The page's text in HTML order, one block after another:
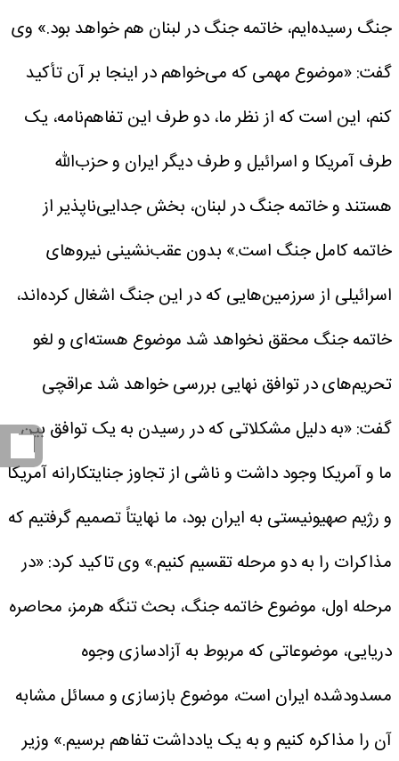
جنگ رسیده‌ایم، خاتمه جنگ در لبنان هم خواهد بود.» وی
گفت: «موضوع مهمی که می‌خواهم در اینجا بر آن تأکید
کنم، این است که از نظر ما، دو طرف این تفاهم‌نامه، یک
طرف آمریکا و اسرائیل و طرف دیگر ایران و حزب‌الله
هستند و خاتمه جنگ در لبنان، بخش جدایی‌ناپذیر از
خاتمه کامل جنگ است.» بدون عقب‌نشینی نیروهای
اسرائیلی از سرزمین‌هایی که در این جنگ اشغال کرده‌اند،
خاتمه جنگ محقق نخواهد شدموضوع هسته‌ای و لغو
تحریم‌های در توافق نهایی بررسی خواهد شدعراقچی
گفت: «به دلیل مشکلاتی که در رسیدن به یک توافق بین
ما و آمریکا وجود داشت و ناشی از تجاوز جنایتکارانه آمریکا
و رژیم صهیونیستی به ایران بود، ما نهایتاً تصمیم گرفتیم که
مذاکرات را به دو مرحله تقسیم کنیم.» وی تاکید کرد: «در
مرحله اول، موضوع خاتمه جنگ، بحث تنگه هرمز، محاصره
دریایی، موضوعاتی که مربوط به آزادسازی وجوه
مسدودشده ایران است، موضوع بازسازی و مسائل مشابه
آن را مذاکره کنیم و به یک یادداشت تفاهم برسیم.» وزیر